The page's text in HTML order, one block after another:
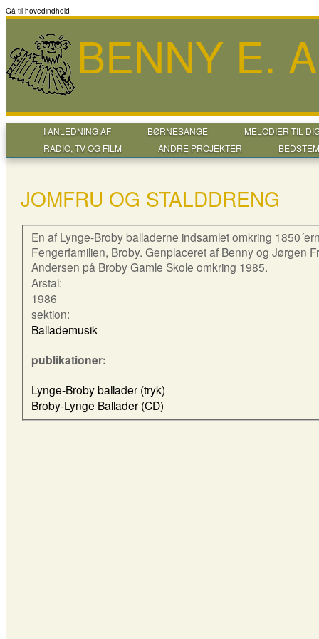
Gå til hovedindhold
BENNY E.
I ANLEDNING AF BØRNESANGE
MELODIER TIL
RADIO, TV OG FILM
ANDRE PROJEKTER
JOMFRU OG STALDDRENG
En af Lynge-Broby balladerne indsamlet omkring
Fengerfamilien, Broby. Genplaceret af Benny og Jørgen
Andersen på Broby Gamle Skole omkring 1985.
Arstal:
1986
sektion:
Ballademusik
publikationer:
Lynge-Broby ballader (tryk)
Broby-Lynge Ballader (CD)